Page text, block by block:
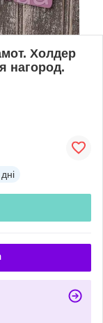
Холдер
нагород.